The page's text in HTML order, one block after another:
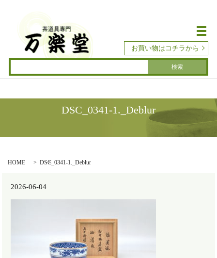
メ
お買い物はコチラから
DSC_0341-1._Deblur
HOME DSC_0341-1._Deblur
2026-06-04